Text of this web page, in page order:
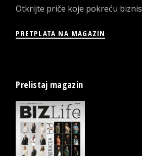
Otkrijte priče koje pokreću biznis
PRETPLATA NA MAGAZIN
Prelistaj magazin